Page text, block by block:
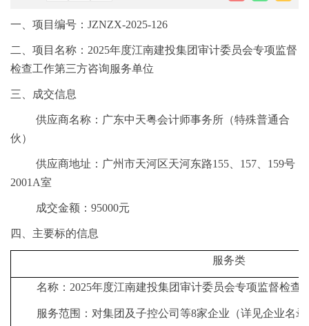
一、项目编号：JZNZX-2025-126
二、项目名称：2025年度江南建投集团审计委员会专项监督
检查工作第三方咨询服务单位
三、成交信息
供应商名称：广东中天粤会计师事务所（特殊普通合
伙）
供应商地址：广州市天河区天河东路155、157、159号
2001A室
成交金额 ：95000元
四、主要标的信息
服务类
名称： 2025年度江南建投集团审计委员会专项监督检查
服务范围： 对集团及子控公司等8家企业（详见企业名